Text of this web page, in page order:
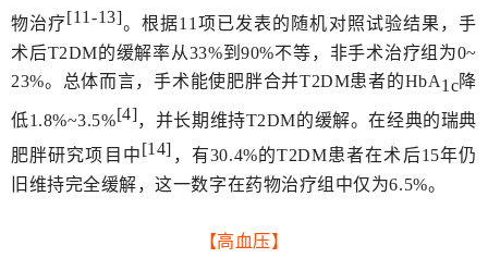
物治疗[11-13]。根据11项已发表的随机对照试验结果，手
术后T2DM的缓解率从33%到90%不等，非手术治疗组为0~
23%。总体而言，手术能使肥胖合并T2DM患者的HbA1c降
低1.8%~3.5%[4]，并长期维持T2DM的缓解。在经典的瑞典
肥胖研究项目中[14] ，有30.4%的T2DM患者在术后15年仍
旧维持完全缓解，这一数字在药物治疗组中仅为6.5%。
【高血压】